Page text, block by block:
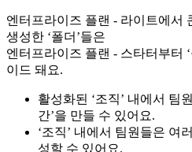
엔터프라이즈 플랜 - 라이트에서
생성한 ‘폴더’들은
엔터프라이즈 플랜 - 스타터부터
이드 돼요.
활성화된 ‘조직’ 내에서 팀
간’을 만들 수 있어요.
‘조직’ 내에서 팀원들은 여
성할 수 있어요.